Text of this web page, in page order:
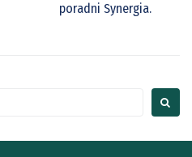
poradni Synergia.